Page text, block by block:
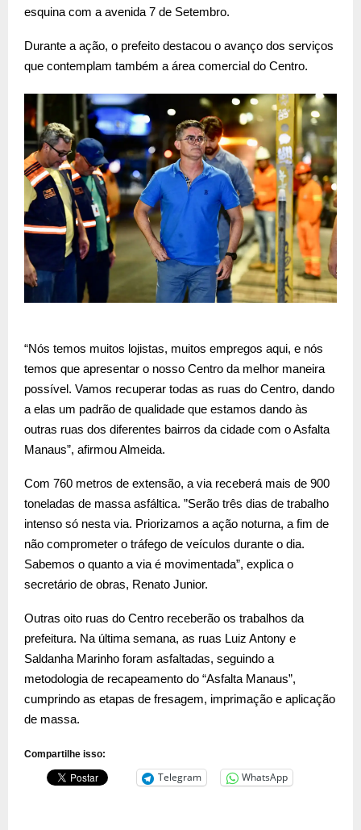
esquina com a avenida 7 de Setembro.
Durante a ação, o prefeito destacou o avanço dos serviços
que contemplam também a área comercial do Centro.
“Nós temos muitos lojistas, muitos empregos aqui, e nós
temos que apresentar o nosso Centro da melhor maneira
possível. Vamos recuperar todas as ruas do Centro, dando
a elas um padrão de qualidade que estamos dando às
outras ruas dos diferentes bairros da cidade com o Asfalta
Manaus”, afirmou Almeida.
Com 760 metros de extensão, a via receberá mais de 900
toneladas de massa asfáltica. ”Serão três dias de trabalho
intenso só nesta via. Priorizamos a ação noturna, a fim de
não comprometer o tráfego de veículos durante o dia.
Sabemos o quanto a via é movimentada”, explica o
secretário de obras, Renato Junior.
Outras oito ruas do Centro receberão os trabalhos da
prefeitura. Na última semana, as ruas Luiz Antony e
Saldanha Marinho foram asfaltadas, seguindo a
metodologia de recapeamento do “Asfalta Manaus”,
cumprindo as etapas de fresagem, imprimação e aplicação
de massa.
Compartilhe isso:
Telegram WhatsApp